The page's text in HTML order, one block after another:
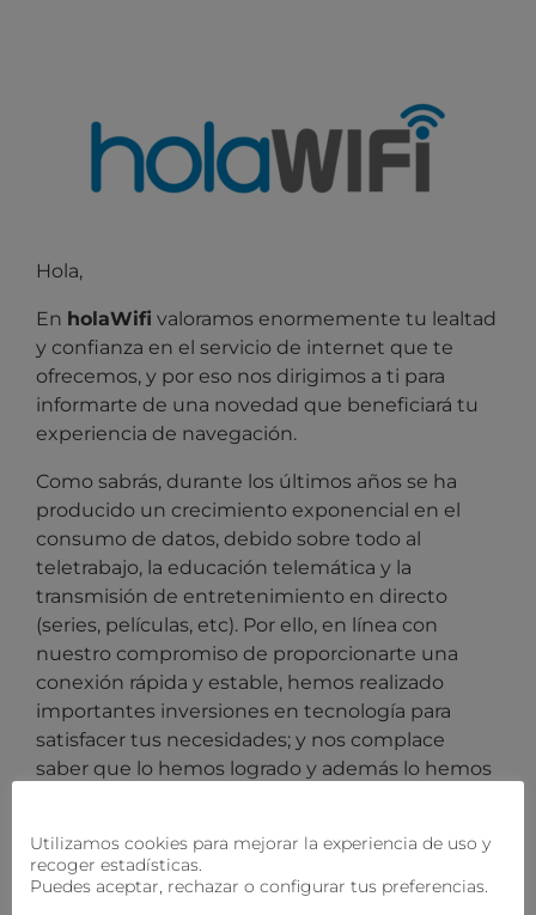
Hola,
En holaWifi valoramos enormemente tu lealtad
y confianza en el servicio de internet que te
ofrecemos, y por eso nos dirigimos a ti para
informarte de una novedad que beneficiará tu
experiencia de navegación.
Como sabrás, durante los últimos años se ha
producido un crecimiento exponencial en el
consumo de datos, debido sobre todo al
teletrabajo, la educación telemática y la
transmisión de entretenimiento en directo
(series, películas, etc). Por ello, en línea con
nuestro compromiso de proporcionarte una
conexión rápida y estable, hemos realizado
importantes inversiones en tecnología para
satisfacer tus necesidades; y nos complace
saber que lo hemos logrado y además lo hemos
Con todo, el aumento de los costos operativos
provocados por el incremento del IPC, van a
Utilizamos cookies para mejorar la experiencia de uso y
recoger estadísticas.
Puedes aceptar, rechazar o configurar tus preferencias.